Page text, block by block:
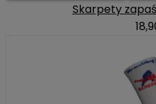
Skarpety